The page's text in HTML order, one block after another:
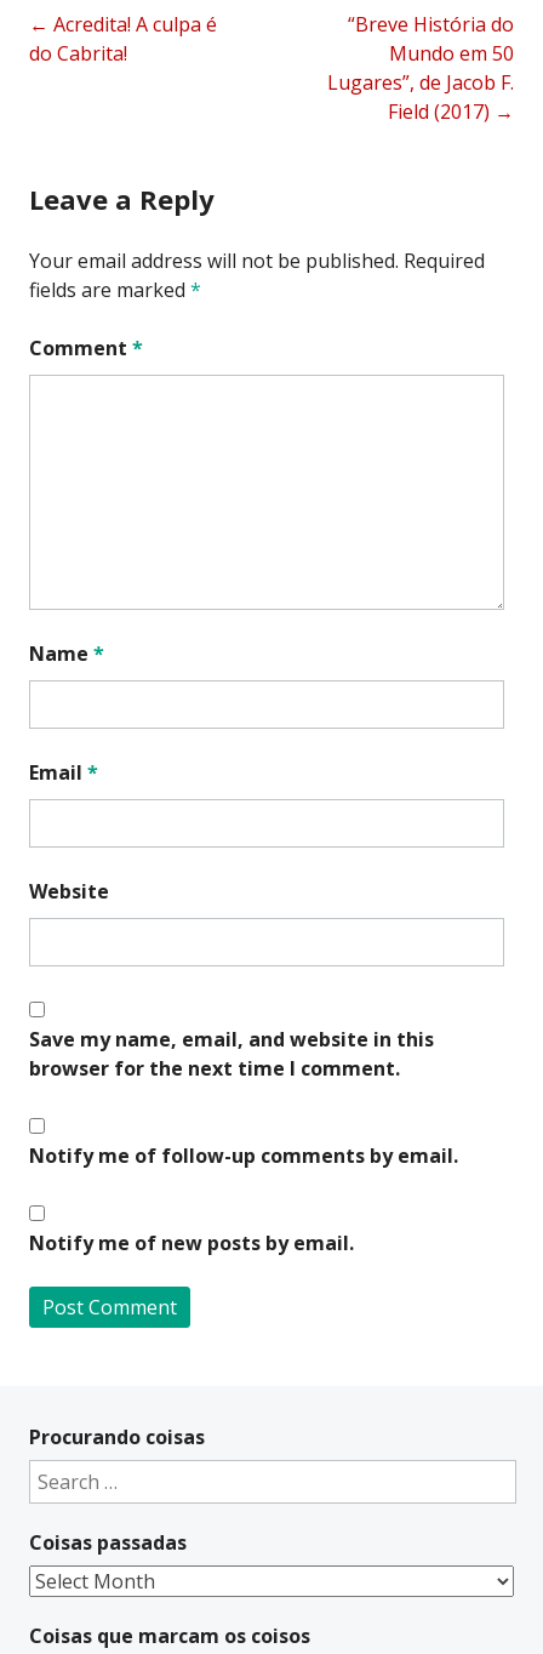
Post
navigation
← Acredita! A culpa é
do Cabrita!
“Breve História do
Mundo em 50
Lugares”, de Jacob F.
Field (2017) →
Leave a Reply
Your email address will not be published. Required
fields are marked *
Comment *
Name *
Email *
Website
Save my name, email, and website in this
browser for the next time I comment.
Notify me of follow-up comments by email.
Notify me of new posts by email.
t
e
a
t
i
v
Procurando coisas
Search
for:
Coisas passadas
Coisas
Coisas que marcam os coisos